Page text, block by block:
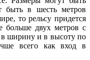
быть в шесть метров
то рельсу придется
больше двух метров с
ширину и в высоту по
всего как вход в